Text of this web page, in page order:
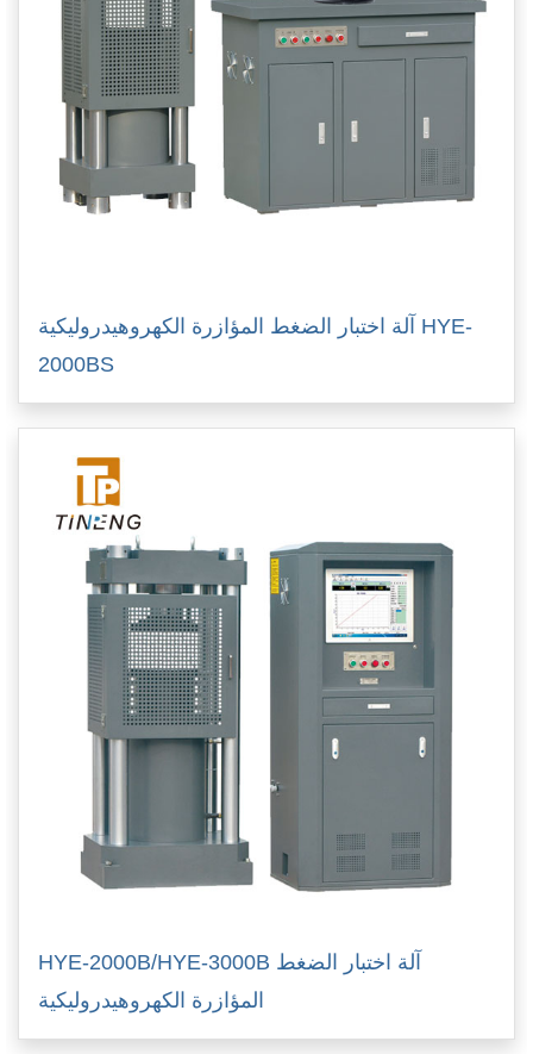
آلة اختبار الضغط المؤازرة الكهروهيدروليكية HYE-
2000BS
HYE-2000B/HYE-3000B آلة اختبار الضغط
المؤازرة الكهروهيدروليكية